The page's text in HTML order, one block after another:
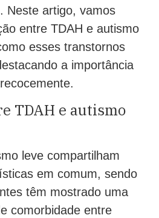
Neste artigo, vamos
entre TDAH e autismo
esses transtornos
a importância
TDAH e autismo
leve compartilham
em comum, sendo
têm mostrado uma
comorbidade entre